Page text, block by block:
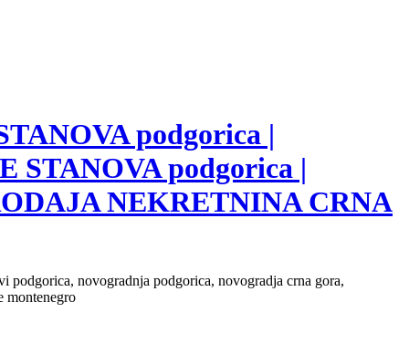
podgorica |
STANOVA podgorica |
NEKRETNINA CRNA
podgorica, novogradnja podgorica, novogradja crna gora,
montenegro